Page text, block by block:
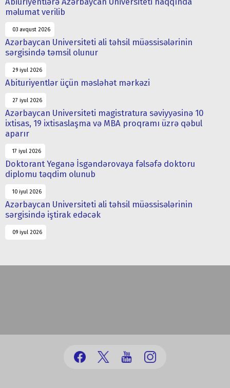
məlumat verilib
03 avqust 2026
Azərbaycan Universiteti ali təhsil müəssisələrinin
sərgisində təmsil olunur
29 iyul 2026
Abituriyentlər üçün məsləhət mərkəzi
27 iyul 2026
Azərbaycan Universiteti magistratura səviyyəsinə 10
ixtisas, 19 ixtisaslaşma və MBA proqramı üzrə qəbul
aparır
17 iyul 2026
Doktorant Yeganə İsgəndərovaya fəlsəfə doktoru
diplomu təqdim olunub
10 iyul 2026
Azərbaycan Universiteti ali təhsil müəssisələrinin
sərgisində iştirak edəcək
09 iyul 2026